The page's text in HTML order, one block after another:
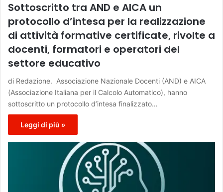
Sottoscritto tra AND e AICA un
protocollo d’intesa per la realizzazione
di attività formative certificate, rivolte a
docenti, formatori e operatori del
settore educativo
di Redazione. Associazione Nazionale Docenti (AND) e AICA
(Associazione Italiana per il Calcolo Automatico), hanno
sottoscritto un protocollo d’intesa finalizzato…
Leggi di più »